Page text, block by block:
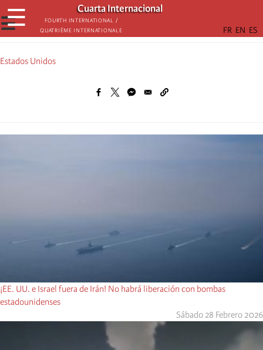
Skip
to
main
Cuarta Internacional
Fourth International /
Quatrième internationale
☰
☰
Estados Unidos
¡EE. UU. e Israel fuera de Irán! No habrá liberación con bombas
estadounidenses
Sábado 28 Febrero 2026